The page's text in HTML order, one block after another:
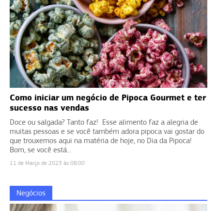
Como iniciar um negócio de Pipoca Gourmet e ter
sucesso nas vendas
Doce ou salgada? Tanto faz! Esse alimento faz a alegria de
muitas pessoas e se você também adora pipoca vai gostar do
que trouxemos aqui na matéria de hoje, no Dia da Pipoca!
Bom, se você está...
11 de Março de 2023 às 08:00
Negócios